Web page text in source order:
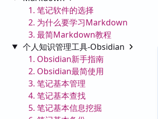
1. 笔记软件的选择
2. 为什么要学习Markdown
3. 最简Markdown教程
个人知识管理工具-Obsidian
1. Obsidian新手指南
2. Obsidian最简使用
3. 笔记基本管理
4. 笔记基本查找
5. 笔记基本信息挖掘